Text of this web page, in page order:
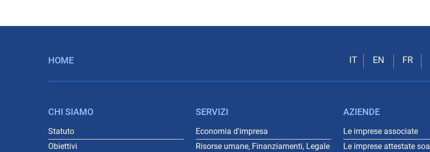
HOME
CHI SIAMO
Statuto
Obiettivi
SERVIZI
Economia d'impresa
Risorse umane, Finanziamenti, Legale
AZIENDE
Le imprese associate
Le imprese attestate soa